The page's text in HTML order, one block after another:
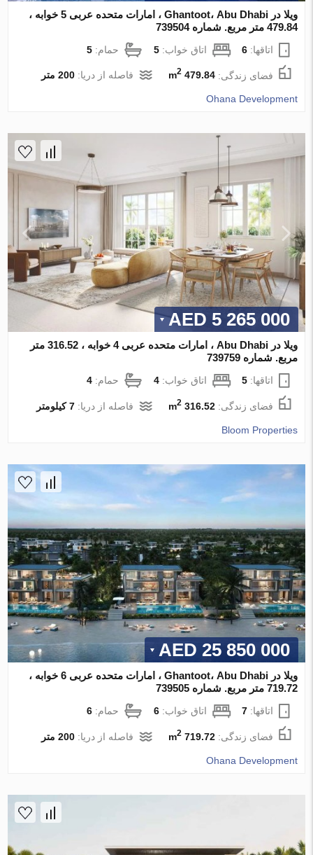
ویلا در Ghantoot، Abu Dhabi ، امارات متحده عربی 5 خوابه ،
479.84 متر مربع. شماره 739504
اتاقها:6 اتاق خواب:5 حمام:5
فضای زندگی:479.84 m
2 فاصله از دریا:200 متر
Ohana Development
5 265 000 AED
ویلا در Abu Dhabi ، امارات متحده عربی 4 خوابه ، 316.52 متر
مربع. شماره 739759
اتاقها:5 اتاق خواب:4 حمام:4
فضای زندگی:316.52 m
2 فاصله از دریا:7 کیلومتر
Bloom Properties
25 850 000 AED
ویلا در Ghantoot، Abu Dhabi ، امارات متحده عربی 6 خوابه ،
719.72 متر مربع. شماره 739505
اتاقها:7 اتاق خواب:6 حمام:6
فضای زندگی:719.72 m
2 فاصله از دریا:200 متر
Ohana Development